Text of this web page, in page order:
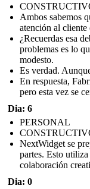
Ambos sabemos
atención al cliente
¿Recuerdas esa
problemas es lo
modesto.
Es verdad.
En respuesta,
pero esta vez se
Dia: 6
PERSONAL
NextWidget se
partes. Esto
colaboración
Dia: 0